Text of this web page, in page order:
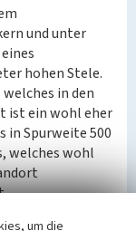
und unter
hohen Stele.
in den
ist ein wohl eher
in Spurweite 500
welches wohl
von
um die